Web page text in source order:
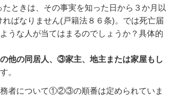
ときは、その事実を知った日から３か月以
ばなりません(戸籍法８６条)。では死亡届
うな人が当てはまるのでしょうか？具体的
他の同居人、③家主、地主または家屋もし
。
務者について①②③の順番は定められていま